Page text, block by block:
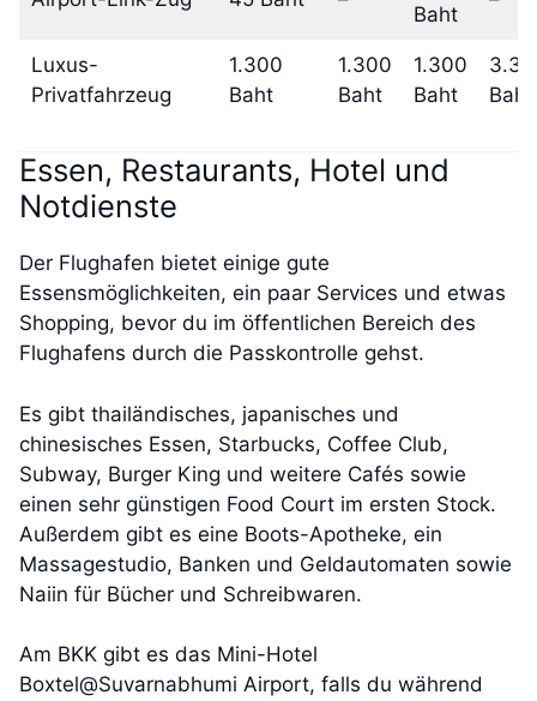
Baht
Luxus-
Privatfahrzeug
1.300
Baht
1.300
Baht
1.300
Baht
Baht
Essen, Restaurants, Hotel und
Notdienste
Der Flughafen bietet einige gute
Essensmöglichkeiten, ein paar Services und etwas
Shopping, bevor du im öffentlichen Bereich des
Flughafens durch die Passkontrolle gehst.
Es gibt thailändisches, japanisches und
chinesisches Essen, Starbucks, Coffee Club,
Subway, Burger King und weitere Cafés sowie
einen sehr günstigen Food Court im ersten Stock.
Außerdem gibt es eine Boots-Apotheke, ein
Massagestudio, Banken und Geldautomaten sowie
Naiin für Bücher und Schreibwaren.
Am BKK gibt es das Mini-Hotel
Boxtel@Suvarnabhumi Airport, falls du während